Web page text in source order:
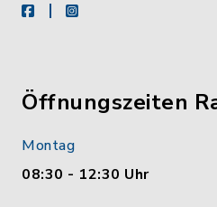
facebookinstagram
Öffnungszeiten
Montag
08:30 - 12:30 Uhr